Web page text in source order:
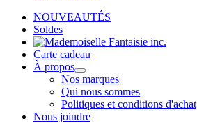
NOUVEAUTÉS
Soldes
Carte cadeau
À propos
Nos marques
Qui nous sommes
Politiques et conditions d'achat
Nous joindre